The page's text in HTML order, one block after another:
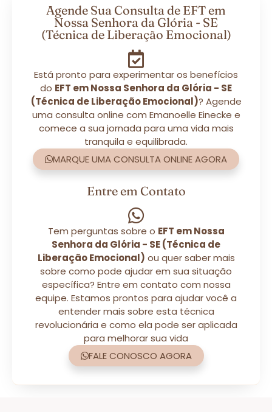
Agende Sua Consulta de EFT em
Nossa Senhora da Glória - SE
(Técnica de Liberação Emocional)
Está pronto para experimentar os benefícios
do EFT em Nossa Senhora da Glória - SE
(Técnica de Liberação Emocional)? Agende
uma consulta online com Emanoelle Einecke e
comece a sua jornada para uma vida mais
tranquila e equilibrada.
MARQUE UMA CONSULTA ONLINE AGORA
Entre em Contato
Tem perguntas sobre o EFT em Nossa
Senhora da Glória - SE (Técnica de
Liberação Emocional) ou quer saber mais
sobre como pode ajudar em sua situação
específica? Entre em contato com nossa
equipe. Estamos prontos para ajudar você a
entender mais sobre esta técnica
revolucionária e como ela pode ser aplicada
para melhorar sua vida
FALE CONOSCO AGORA